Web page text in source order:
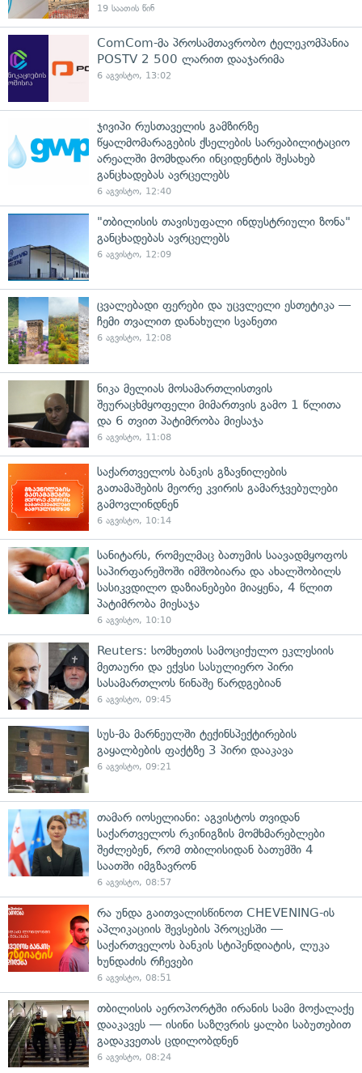
19 საათის წინ
ComCom-მა პროსამთავრობო ტელეკომპანია
POSTV 2 500 ლარით დააჯარიმა
6 აგვისტო, 13:02
ჯივიპი რუსთაველის გამზირზე
წყალმომარაგების ქსელების სარეაბილიტაციო
არეალში მომხდარი ინციდენტის შესახებ
განცხადებას ავრცელებს
6 აგვისტო, 12:40
"თბილისის თავისუფალი ინდუსტრიული ზონა"
განცხადებას ავრცელებს
6 აგვისტო, 12:09
ცვალებადი ფერები და უცვლელი ესთეტიკა —
ჩემი თვალით დანახული სვანეთი
6 აგვისტო, 12:08
ნიკა მელიას მოსამართლისთვის
შეურაცხმყოფელი მიმართვის გამო 1 წლითა
და 6 თვით პატიმრობა მიესაჯა
6 აგვისტო, 11:08
საქართველოს ბანკის გზავნილების
გათამაშების მეორე კვირის გამარჯვებულები
გამოვლინდნენ
6 აგვისტო, 10:14
სანიტარს, რომელმაც ბათუმის საავადმყოფოს
საპირფარეშოში იმშობიარა და ახალშობილს
სასიკვდილო დაზიანებები მიაყენა, 4 წლით
პატიმრობა მიესაჯა
6 აგვისტო, 10:10
Reuters: სომხეთის სამოციქულო ეკლესიის
მეთაური და ექვსი სასულიერო პირი
სასამართლოს წინაშე წარდგებიან
6 აგვისტო, 09:45
სუს-მა მარნეულში ტექინსპექტირების
გაყალბების ფაქტზე 3 პირი დააკავა
6 აგვისტო, 09:21
თამარ იოსელიანი: აგვისტოს თვიდან
საქართველოს რკინიგზის მომხმარებლები
შეძლებენ, რომ თბილისიდან ბათუმში 4
საათში იმგზავრონ
6 აგვისტო, 08:57
რა უნდა გაითვალისწინოთ CHEVENING-ის
აპლიკაციის შევსების პროცესში —
საქართველოს ბანკის სტიპენდიატის, ლუკა
ხუნდაძის რჩევები
6 აგვისტო, 08:51
თბილისის აეროპორტში ირანის სამი მოქალაქე
დააკავეს — ისინი საზღვრის ყალბი საბუთებით
გადაკვეთას ცდილობდნენ
6 აგვისტო, 08:24